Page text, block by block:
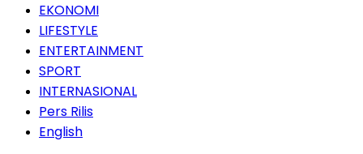
EKONOMI
LIFESTYLE
ENTERTAINMENT
SPORT
INTERNASIONAL
Pers Rilis
English